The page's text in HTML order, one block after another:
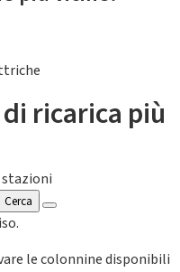
ricarica più
Cerca
le colonnine disponibili